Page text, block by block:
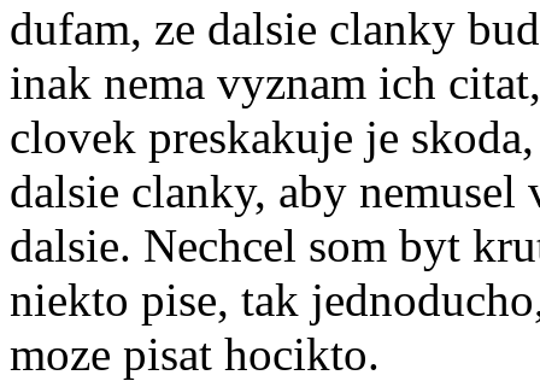
dufam, ze dalsie clanky
inak nema vyznam ich
clovek preskakuje je
dalsie clanky, aby
dalsie. Nechcel som byt
niekto pise, tak
moze pisat hocikto.